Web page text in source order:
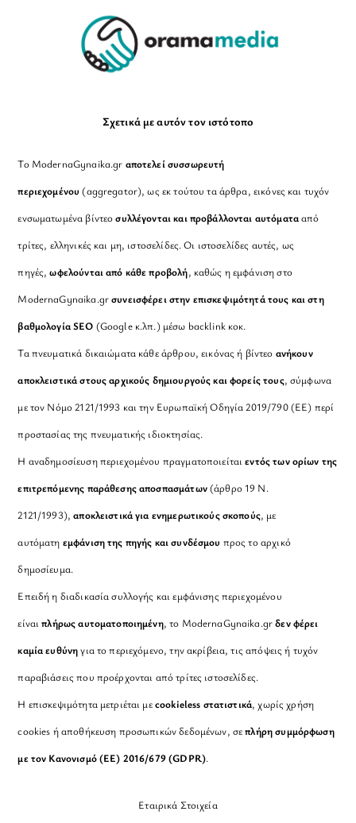
Σχετικά με αυτόν τον ιστότοπο
Το ModernaGynaika.gr αποτελεί συσσωρευτή
περιεχομένου (aggregator), ως εκ τούτου τα άρθρα, εικόνες και τυχόν
ενσωματωμένα βίντεοσυλλέγονται και προβάλλονται αυτόματααπό
τρίτες, ελληνικές και μη, ιστοσελίδες. Οι ιστοσελίδες αυτές, ως
πηγές,ωφελούνται από κάθε προβολή, καθώς η εμφάνιση στο
ModernaGynaika.grσυνεισφέρει στην επισκεψιμότητά τους και στη
βαθμολογία SEO (Google κ.λπ.) μέσω backlink κοκ.
Τα πνευματικά δικαιώματα κάθε άρθρου, εικόνας ή βίντεο ανήκουν
αποκλειστικά στους αρχικούς δημιουργούς και φορείς τους, σύμφωνα
με τον Νόμο 2121/1993 και την Ευρωπαϊκή Οδηγία 2019/790 (ΕΕ) περί
προστασίας της πνευματικής ιδιοκτησίας.
Η αναδημοσίευση περιεχομένου πραγματοποιείταιεντός των ορίων της
επιτρεπόμενης παράθεσης αποσπασμάτων(άρθρο 19 Ν.
2121/1993), αποκλειστικά για ενημερωτικούς σκοπούς, με
αυτόματη εμφάνιση της πηγής και συνδέσμου προς το αρχικό
δημοσίευμα.
Επειδή η διαδικασία συλλογής και εμφάνισης περιεχομένου
είναιπλήρως αυτοματοποιημένη, το ModernaGynaika.grδεν φέρει
καμία ευθύνηγια το περιεχόμενο, την ακρίβεια, τις απόψεις ή τυχόν
παραβιάσεις που προέρχονται από τρίτες ιστοσελίδες.
Η επισκεψιμότητα μετριέται μεcookieless στατιστικά, χωρίς χρήση
cookies ή αποθήκευση προσωπικών δεδομένων, σεπλήρη συμμόρφωση
με τον Κανονισμό (ΕΕ) 2016/679 (GDPR).
Εταιρικά Στοιχεία